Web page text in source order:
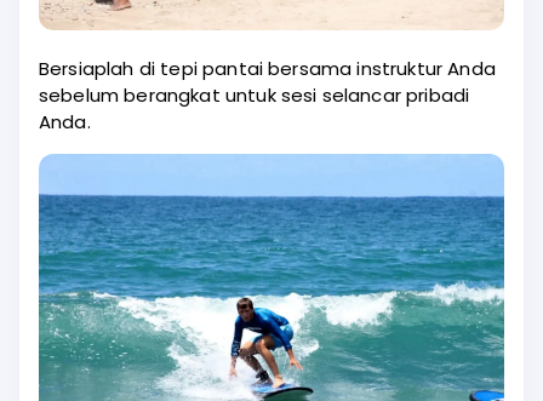
Bersiaplah di tepi pantai bersama instruktur Anda
sebelum berangkat untuk sesi selancar pribadi
Anda.